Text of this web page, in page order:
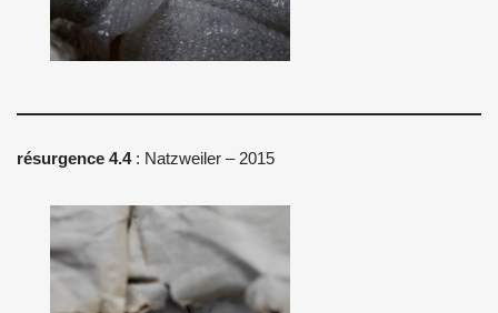
résurgence 4.4: Natzweiler – 2015